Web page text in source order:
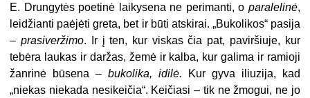
E. Drungytės poetinė laikysena ne perimanti, o paralelinė,
leidžianti paėjėti greta, bet ir būti atskirai. „Bukolikos“ pasija
–prasiveržimo. Ir į ten, kur viskas čia pat, paviršiuje, kur
tebėra laukas ir daržas, žemė ir kalba, kur galima ir ramioji
žanrinė būsena –bukolika, idilė. Kur gyva iliuzija, kad
„niekas niekada nesikeičia“. Keičiasi – tik ne žmogui, ne jo